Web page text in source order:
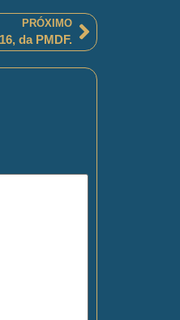
PRÓXIMO
da PMDF.